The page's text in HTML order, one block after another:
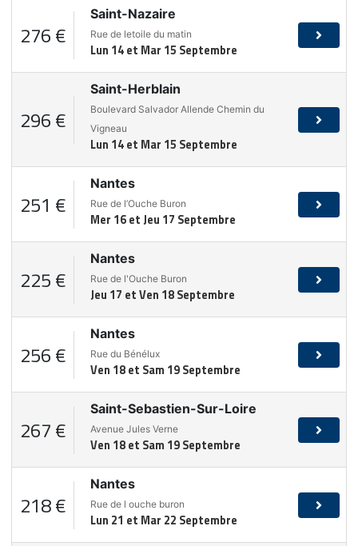
276 €
Saint-Nazaire
Rue de letoile du matin
Lun 14 et Mar 15 Septembre
296 €
Saint-Herblain
Boulevard Salvador Allende Chemin du
Vigneau
Lun 14 et Mar 15 Septembre
251 €
Nantes
Rue de l’Ouche Buron
Mer 16 et Jeu 17 Septembre
225 €
Nantes
Rue de l'Ouche Buron
Jeu 17 et Ven 18 Septembre
256 €
Nantes
Rue du Bénélux
Ven 18 et Sam 19 Septembre
267 €
Saint-Sebastien-Sur-Loire
Avenue Jules Verne
Ven 18 et Sam 19 Septembre
218 €
Nantes
Rue de l ouche buron
Lun 21 et Mar 22 Septembre